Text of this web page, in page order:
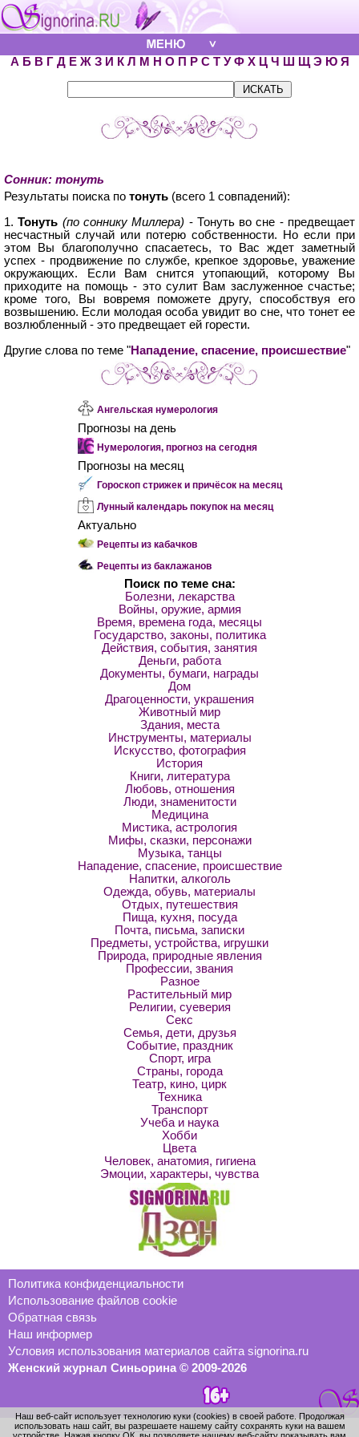
А Б В Г Д Е Ж З И К Л М Н О П Р С Т У Ф Х Ц Ч Ш Щ Э Ю Я
Сонник: тонуть
Результаты поиска по тонуть (всего 1 совпадений):
1.Тонуть (по соннику Миллера) - Тонуть во сне - предвещает
несчастный случай или потерю собственности. Но если при
этом Вы благополучно спасаетесь, то Вас ждет заметный
успех - продвижение по службе, крепкое здоровье, уважение
окружающих. Если Вам снится утопающий, которому Вы
приходите на помощь - это сулит Вам заслуженное счастье;
кроме того, Вы вовремя поможете другу, способствуя его
возвышению. Если молодая особа увидит во сне, что тонет ее
возлюбленный - это предвещает ей горести.
Другие слова по теме "Нападение, спасение, происшествие"
Ангельская нумерология
Прогнозы на день
Нумерология, прогноз на сегодня
Прогнозы на месяц
Гороскоп стрижек и причёсок на месяц
Лунный календарь покупок на месяц
Актуально
Рецепты из кабачков
Рецепты из баклажанов
Поиск по теме сна:
Болезни, лекарства
Войны, оружие, армия
Время, времена года, месяцы
Государство, законы, политика
Действия, события, занятия
Деньги, работа
Документы, бумаги, награды
Дом
Драгоценности, украшения
Животный мир
Здания, места
Инструменты, материалы
Искусство, фотография
История
Книги, литература
Любовь, отношения
Люди, знаменитости
Медицина
Мистика, астрология
Мифы, сказки, персонажи
Музыка, танцы
Нападение, спасение, происшествие
Напитки, алкоголь
Одежда, обувь, материалы
Отдых, путешествия
Пища, кухня, посуда
Почта, письма, записки
Предметы, устройства, игрушки
Природа, природные явления
Профессии, звания
Разное
Растительный мир
Религии, суеверия
Секс
Семья, дети, друзья
Событие, праздник
Спорт, игра
Страны, города
Театр, кино, цирк
Техника
Транспорт
Учеба и наука
Хобби
Цвета
Человек, анатомия, гигиена
Эмоции, характеры, чувства
Политика конфиденциальности
Использование файлов cookie
Обратная связь
Наш информер
Условия использования материалов сайта signorina.ru
Женский журнал Синьорина © 2009-2026
Наш веб-сайт использует технологию куки (cookies) в своей работе. Продолжая
использовать наш сайт, вы разрешаете нашему сайту сохранять куки на вашем